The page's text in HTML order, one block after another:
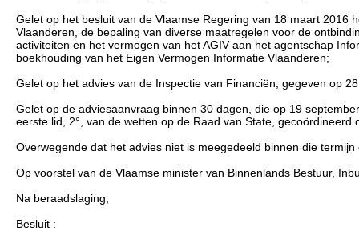
Gelet op het besluit van de Vlaamse Regering van 18 maart
Vlaanderen, de bepaling van diverse maatregelen voor de
activiteiten en het vermogen van het AGIV aan het agentschap
boekhouding van het Eigen Vermogen Informatie Vlaanderen;
Gelet op het advies van de Inspectie van Financiën, gegeven op
Gelet op de adviesaanvraag binnen 30 dagen, die op 19
eerste lid, 2°, van de wetten op de Raad van State, gecoördineerd
Overwegende dat het advies niet is meegedeeld binnen die
Op voorstel van de Vlaamse minister van Binnenlands Bestuur,
Na beraadslaging,
Besluit :